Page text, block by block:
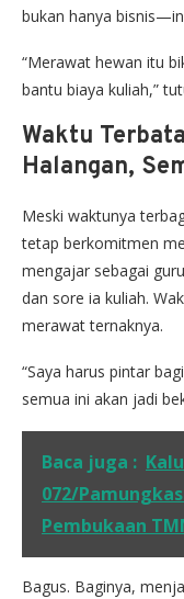
bukan hanya
“Merawat hewan itu
bantu biaya kuliah,”
Waktu
Halangan,
Meski waktunya
tetap berkomitmen
mengajar sebagai
dan sore ia kuliah.
merawat ternaknya.
“Saya harus pintar
semua ini akan jadi
Baca juga :
072/
Pembukaan
Bagus. Baginya,